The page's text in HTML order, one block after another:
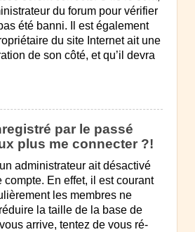
du forum pour vérifier
été banni. Il est également
du site Internet ait une
de son côté, et qu’il devra
par le passé
plus me connecter ?!
administrateur ait désactivé
compte. En effet, il est courant
les membres ne
la taille de la base de
arrive, tentez de vous ré-